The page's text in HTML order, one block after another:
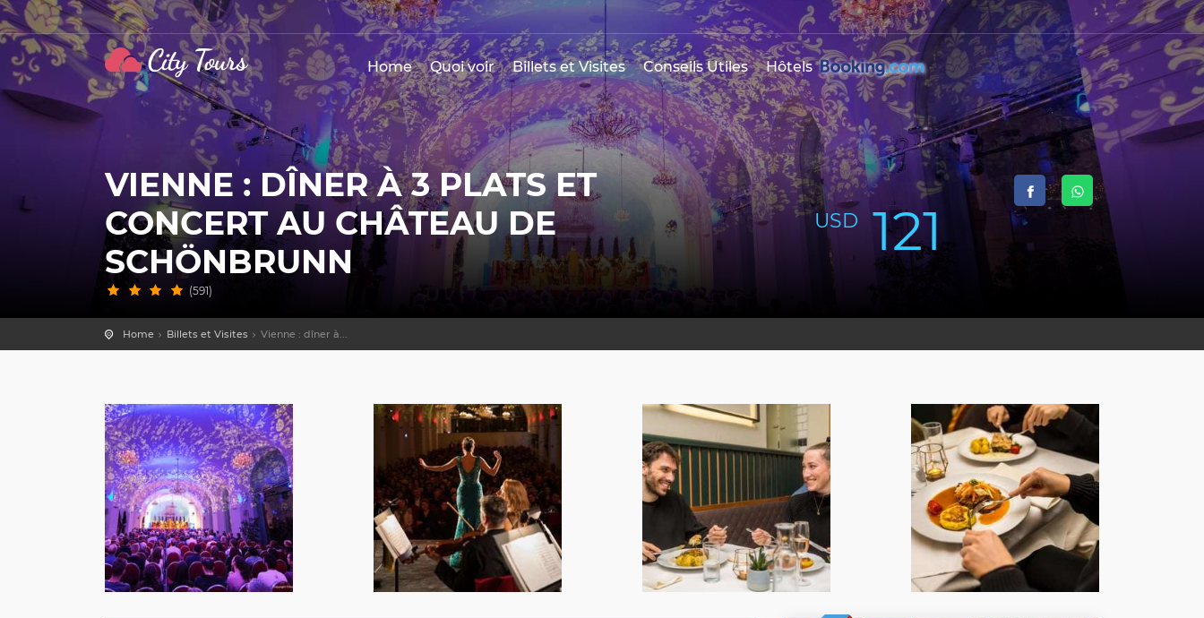
Home Quoi voir Billets et Visites Conseils Utiles Hôtels
VIENNE : DÎNER À 3 PLATS ET
CONCERT AU CHÂTEAU DE
SCHÖNBRUNN
(591)
USD121
Home Billets et Visites Vienne : dîner à...